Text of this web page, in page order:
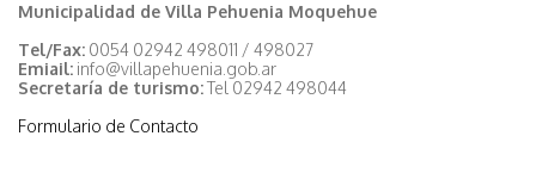
Municipalidad de Villa Pehuenia Moquehue
Tel/Fax: 0054 02942 498011 / 498027
Emiail: info@villapehuenia.gob.ar
Secretaría de turismo:Tel 02942 498044
Formulario de Contacto